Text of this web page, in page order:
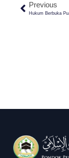
Previous